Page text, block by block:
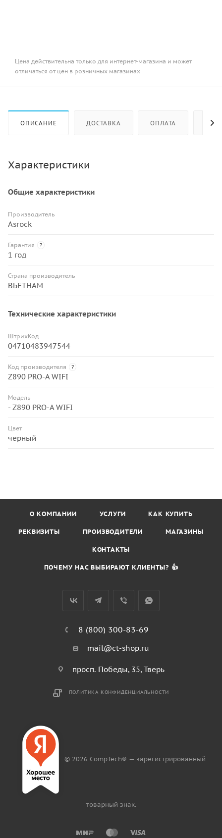
Цена действительна только для интернет-магазина и может
отличаться от цен в розничных магазинах
ОПИСАНИЕ ДОСТАВКА ОПЛАТА
Характеристики
Общие характеристики
Производитель
Asrock
Гарантия ?
1 год
Страна производитель
ВЬЕТНАМ
Технические характеристики
ШтрихКод
04710483947544
Код производителя ?
Z890 PRO-A WIFI
Модель
- Z890 PRO-A WIFI
Цвет
черный
О КОМПАНИИ УСЛУГИ КАК КУПИТЬ
РЕКВИЗИТЫ ПРОИЗВОДИТЕЛИ МАГАЗИНЫ
КОНТАКТЫ
ПОЧЕМУ НАС ВЫБИРАЮТ КЛИЕНТЫ? 👍
8 (800) 300-83-69
mail@ct-shop.ru
просп. Победы, 35, Тверь
ПОЛИТИКА КОНФИДЕНЦИАЛЬНОСТИ
© 2026 CompTech® — зарегистрированный
товарный знак.